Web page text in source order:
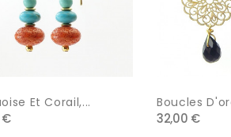
Et Corail,...
€
Boucles
32,00 €